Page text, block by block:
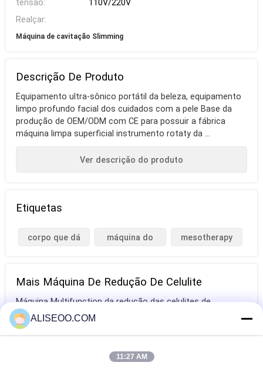
tensão:
110V/220V
Realçar:
Máquina de cavitação Slimming
Descrição De Produto
Equipamento ultra-sônico portátil da beleza, equipamento
limpo profundo facial dos cuidados com a pele Base da
produção de OEM/ODM com CE para possuir a fábrica
máquina limpa superficial instrumento rotaty da ...
Ver descrição do produto
Etiquetas
corpo que dá
máquina do
mesotherapy
Mais Máquina De Redução De Celulite
Máquina Multifunction da redução das celulites de
Carboxytherapy para o hospital
Máquina vertical do emagrecimento da cavitação para a
remoção da redução das celulites/enrugamento do olho
ALISEOO.COM
11:27 AM